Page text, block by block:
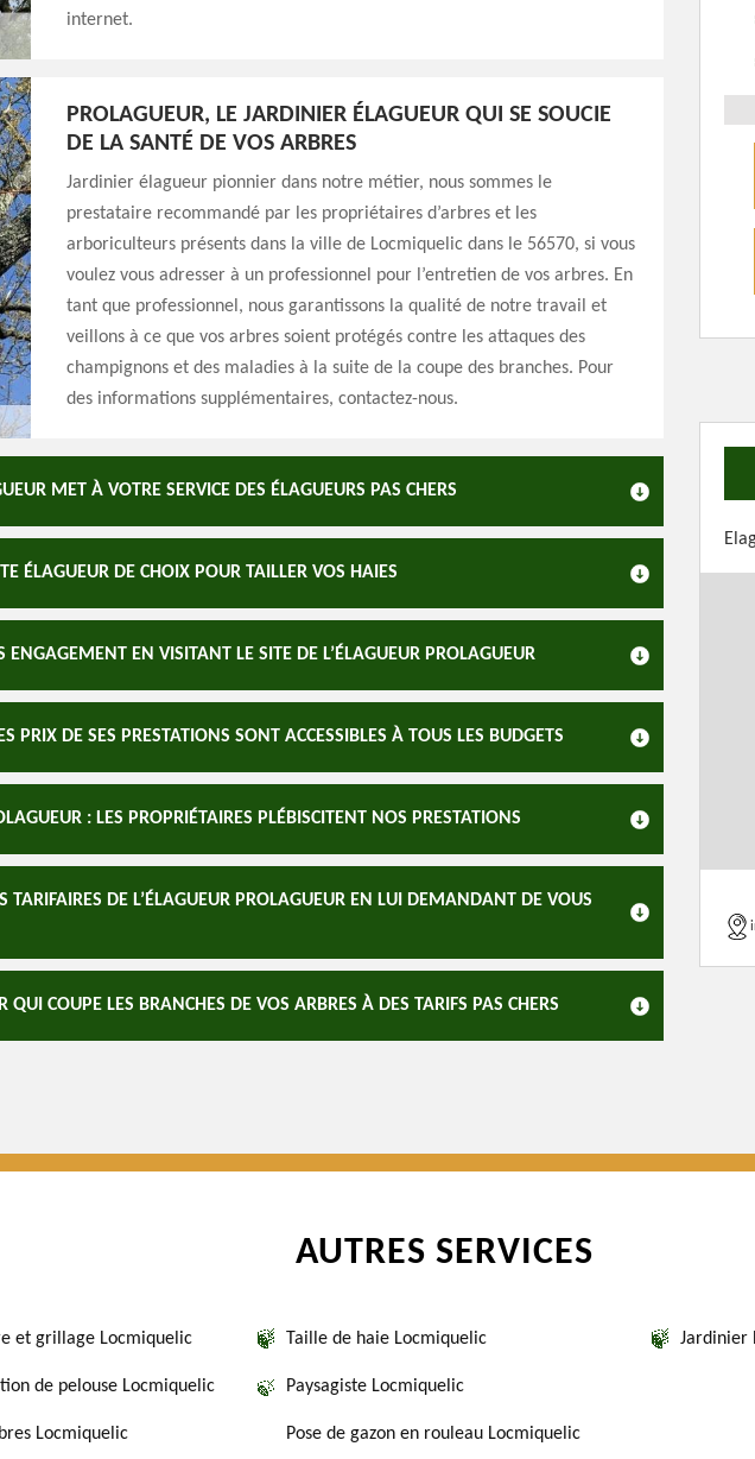
internet.
PROLAGUEUR, LE JARDINIER ÉLAGUEUR QUI SE SOUCIE
DE LA SANTÉ DE VOS ARBRES
Jardinier élagueur pionnier dans notre métier, nous sommes le
prestataire recommandé par les propriétaires d’arbres et les
arboriculteurs présents dans la ville de Locmiquelic dans le 56570, si vous
voulez vous adresser à un professionnel pour l’entretien de vos arbres. En
tant que professionnel, nous garantissons la qualité de notre travail et
veillons à ce que vos arbres soient protégés contre les attaques des
champignons et des maladies à la suite de la coupe des branches. Pour
des informations supplémentaires, contactez-nous.
MET À VOTRE SERVICE DES ÉLAGUEURS PAS CHERS
ÉLAGUEUR DE CHOIX POUR TAILLER VOS HAIES
ENGAGEMENT EN VISITANT LE SITE DE L’ÉLAGUEUR PROLAGUEUR
PRIX DE SES PRESTATIONS SONT ACCESSIBLES À TOUS LES BUDGETS
: LES PROPRIÉTAIRES PLÉBISCITENT NOS PRESTATIONS
TARIFAIRES DE L’ÉLAGUEUR PROLAGUEUR EN LUI DEMANDANT DE VOUS
QUI COUPE LES BRANCHES DE VOS ARBRES À DES TARIFS PAS CHERS
AUTRES SERVICES
et grillage Locmiquelic
de pelouse Locmiquelic
Locmiquelic
Taille de haie Locmiquelic
Paysagiste Locmiquelic
Pose de gazon en rouleau Locmiquelic
Jardinier